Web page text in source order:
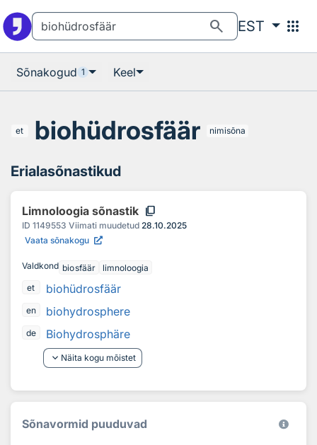
search EST apps
Sõnakogud 1 Keel
et biohüdrosfäär nimisõna
Erialasõnastikud
Limnoloogia sõnastik content_copy
ID 1149553 Viimati muudetud 28.10.2025
Vaata sõnakogu
Valdkond biosfäär
limnoloogia
et
biohüdrosfäär
en biohydrosphere
de
Biohydrosphäre
keyboard_arrow_down Näita kogu mõistet
Sõnavormid puuduvad